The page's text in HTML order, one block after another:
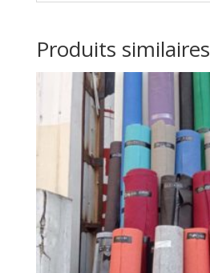
Produits similaires